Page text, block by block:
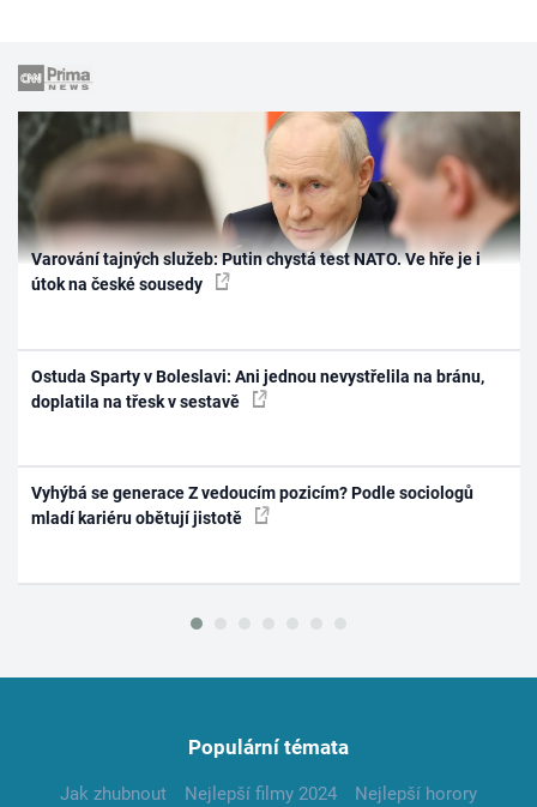
Varování tajných služeb: Putin chystá test NATO. Ve hře je i
útok na české sousedy
Ostuda Sparty v Boleslavi: Ani jednou nevystřelila na bránu,
doplatila na třesk v sestavě
Vyhýbá se generace Z vedoucím pozicím? Podle sociologů
mladí kariéru obětují jistotě
Populární témata
Jak zhubnout Nejlepší filmy 2024
Nejlepší horory